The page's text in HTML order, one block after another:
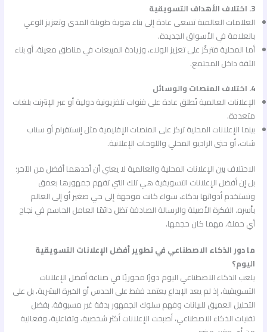
3. اختلاف الأهداف التسويقية
العلامات العالمية تسعى عادة إلى بناء هوية طويلة المدى وتعزيز الوعي
بالعلامة في الأسواق الجديدة.
أما المحلية فتركّز على تعزيز الولاء، وزيادة المبيعات في مناطق معينة، أو بناء
الثقة داخل المجتمع.
4. اختلاف المنصات والوسائل
الإعلانات العالمية تُطلق عادة على قنوات تلفزيونية دولية أو عبر الإنترنت بلغات
متعددة.
بينما الإعلانات المحلية تركز على المنصات الإقليمية مثل إنستقرام أو سناب
شات، أو حتى الراديو المحلي واللوحات الإعلانية.
الاختلاف بين الإعلانات المحلية والعالمية لا يعني أن أحدهما أفضل من الآخر؛
بل إن أفضل الإعلانات التسويقية هي تلك التي تفهم جمهورها بعمق
وتستخدم أدواتها بذكاء، سواء كانت موجهة إلى حي صغير أو إلى العالم
بأسره. الفكرة الأصيلة والرسالة الصادقة تظل دائمًا العامل الحاسم في نجاح
أي حملة، مهما كان حجمها.
ما دور الذكاء الاصطناعي في تطوير أفضل الإعلانات التسويقية
اليوم؟
يلعب الذكاء الاصطناعي اليوم دورًا محوريًا في صناعة أفضل الإعلانات
التسويقية، إذ لم يعد الإبداع يعتمد فقط على الحدس أو الخبرة البشرية، بل على
التحليل العميق للبيانات وفهم سلوك الجمهور بدقة غير مسبوقة. بفضل
تقنيات الذكاء الاصطناعي، أصبحت الإعلانات أكثر شخصية، وتفاعلية، وفعالية